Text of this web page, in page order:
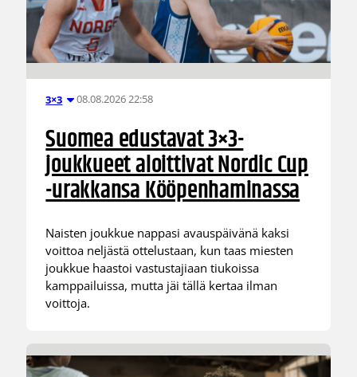
3×3 08.08.2026 22:58
Suomea edustavat 3×3-
joukkueet aloittivat Nordic Cup
-urakkansa Kööpenhaminassa
Naisten joukkue nappasi avauspäivänä kaksi
voittoa neljästä ottelustaan, kun taas miesten
joukkue haastoi vastustajiaan tiukoissa
kamppailuissa, mutta jäi tällä kertaa ilman
voittoja.